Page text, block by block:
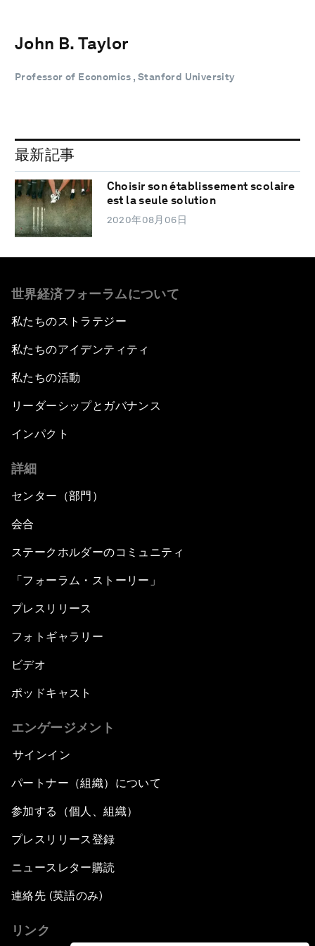
John B. Taylor
Professor of Economics , Stanford University
最新記事
Choisir son établissement scolaire
est la seule solution
2020年08月06日
世界経済フォーラムについて
私たちのストラテジー
私たちのアイデンティティ
私たちの活動
リーダーシップとガバナンス
インパクト
詳細
センター（部門）
会合
ステークホルダーのコミュニティ
「フォーラム・ストーリー」
プレスリリース
フォトギャラリー
ビデオ
ポッドキャスト
エンゲージメント
サインイン
パートナー（組織）について
参加する（個人、組織）
プレスリリース登録
ニュースレター購読
連絡先 (英語のみ)
リンク